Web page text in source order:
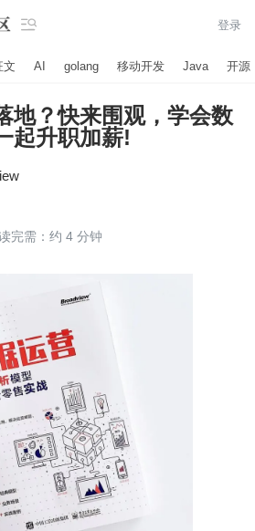
 登录
文 AI golang 移动开发 Java 开源
地？快来围观，学会数
起升职加薪!
完需：约 4 分钟